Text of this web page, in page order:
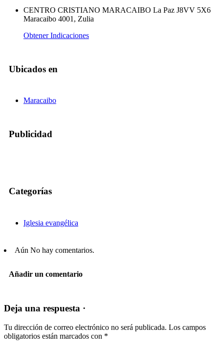
CENTRO CRISTIANO MARACAIBO La Paz J8VV 5X6
Maracaibo 4001, Zulia
Obtener Indicaciones
Ubicados en
Maracaibo
Publicidad
Categorías
Iglesia evangélica
Aún No hay comentarios.
Añadir un comentario
Deja una respuesta ·
Tu dirección de correo electrónico no será publicada. Los campos
obligatorios están marcados con *